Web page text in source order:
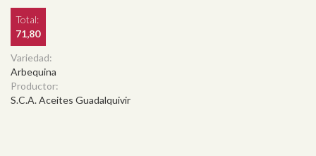
Total:
71,80
Variedad:
Arbequina
Productor:
S.C.A. Aceites Guadalquivir